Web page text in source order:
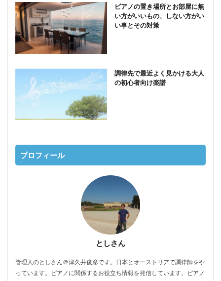
ピアノの置き場所とお部屋に無
い方がいいもの、しない方がい
い事とその対策
調律先で最近よく見かける大人
の初心者向け楽譜
プロフィール
としさん
管理人のとしさん＠津久井俊彦です。日本とオーストリアで調律師をや
っています。ピアノに関係するお役立ち情報を発信しています。ピアノ